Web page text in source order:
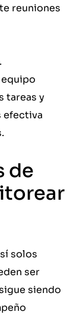
reuniones
.
tareas y
efectiva
de
solos
ser
siendo